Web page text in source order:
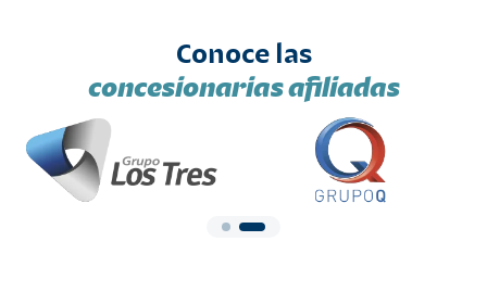
Conoce las
concesionarias afiliadas